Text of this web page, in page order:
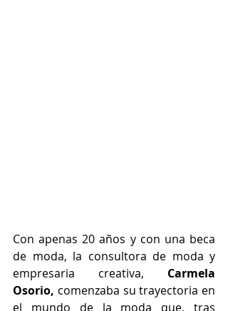
Con apenas 20 años y con una beca
de moda, la consultora de moda y
empresaria creativa, Carmela
Osorio, comenzaba su trayectoria en
el mundo de la moda que, tras